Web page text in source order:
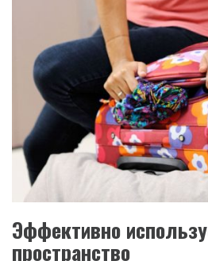
Эффективно
пространство